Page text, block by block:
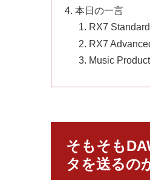
本日の一言
RX7 Standard
RX7
Music
そもそも
タを送るの